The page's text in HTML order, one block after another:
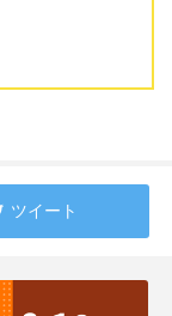
ツイート